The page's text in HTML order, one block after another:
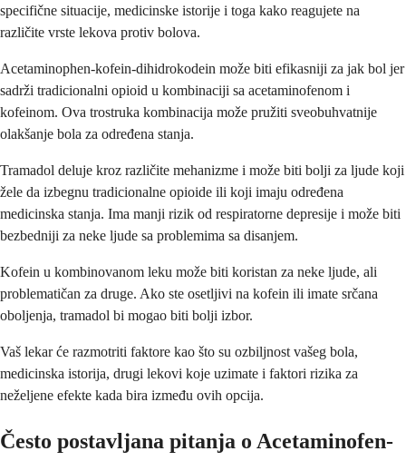
specifične situacije, medicinske istorije i toga kako reagujete na
različite vrste lekova protiv bolova.
Acetaminophen-kofein-dihidrokodein može biti efikasniji za jak bol jer
sadrži tradicionalni opioid u kombinaciji sa acetaminofenom i
kofeinom. Ova trostruka kombinacija može pružiti sveobuhvatnije
olakšanje bola za određena stanja.
Tramadol deluje kroz različite mehanizme i može biti bolji za ljude koji
žele da izbegnu tradicionalne opioide ili koji imaju određena
medicinska stanja. Ima manji rizik od respiratorne depresije i može biti
bezbedniji za neke ljude sa problemima sa disanjem.
Kofein u kombinovanom leku može biti koristan za neke ljude, ali
problematičan za druge. Ako ste osetljivi na kofein ili imate srčana
oboljenja, tramadol bi mogao biti bolji izbor.
Vaš lekar će razmotriti faktore kao što su ozbiljnost vašeg bola,
medicinska istorija, drugi lekovi koje uzimate i faktori rizika za
neželjene efekte kada bira između ovih opcija.
Često postavljana pitanja o Acetaminofen-